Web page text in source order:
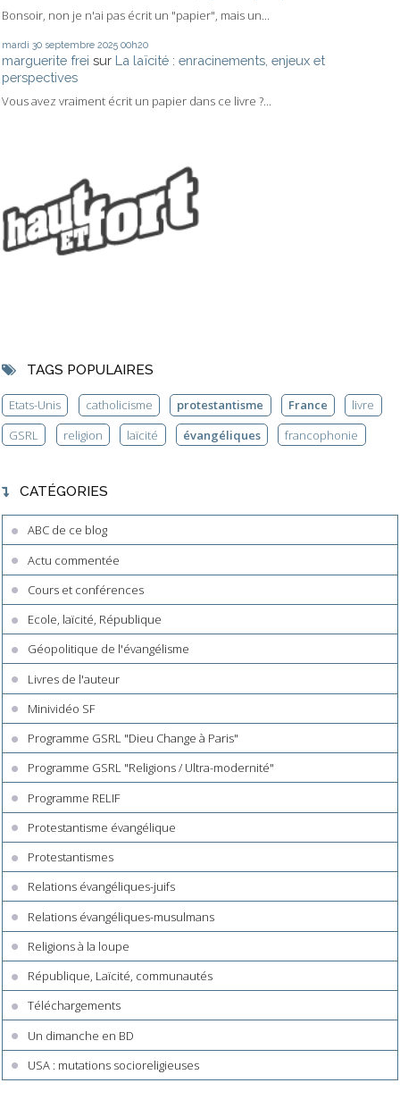
Bonsoir, non je n'ai pas écrit un "papier", mais un...
mardi 30 septembre 2025 00h20
marguerite frei sur La laïcité : enracinements, enjeux et
perspectives
Vous avez vraiment écrit un papier dans ce livre ?...
TAGS POPULAIRES
Etats-Unis catholicisme protestantisme France
livre
GSRL
religion laïcité évangéliques francophonie
CATÉGORIES
ABC de ce blog
Actu commentée
Cours et conférences
Ecole, laïcité, République
Géopolitique de l'évangélisme
Livres de l'auteur
Minividéo SF
Programme GSRL "Dieu Change à Paris"
Programme GSRL "Religions / Ultra-modernité"
Programme RELIF
Protestantisme évangélique
Protestantismes
Relations évangéliques-juifs
Relations évangéliques-musulmans
Religions à la loupe
République, Laïcité, communautés
Téléchargements
Un dimanche en BD
USA : mutations socioreligieuses